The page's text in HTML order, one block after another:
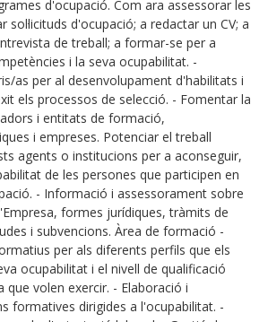
d'ocupació. Com ara assessorar les
d'ocupació; a redactar un CV; a
de treball; a formar-se per a
i la seva ocupabilitat. -
as per al desenvolupament d'habilitats i
els processos de selecció. - Fomentar la
i entitats de formació,
i empreses. Potenciar el treball
agents o institucions per a aconseguir,
de les persones que participen en
- Informació i assessorament sobre
formes jurídiques, tràmits de
i subvencions. Àrea de formació -
per als diferents perfils que els
ocupabilitat i el nivell de qualificació
que volen exercir. - Elaboració i
formatives dirigides a l'ocupabilitat. -